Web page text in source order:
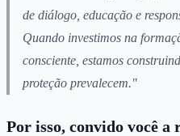
de diálogo, educação e
Quando investimos na
consciente, estamos
proteção prevalecem."
Por isso, convido você